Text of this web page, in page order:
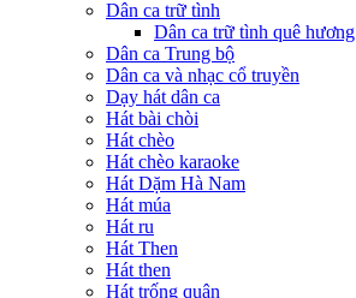
Dân ca trữ tình
Dân ca trữ tình quê hương
Dân ca Trung bộ
Dân ca và nhạc cổ truyền
Dạy hát dân ca
Hát bài chòi
Hát chèo
Hát chèo karaoke
Hát Dặm Hà Nam
Hát múa
Hát ru
Hát Then
Hát then
Hát trống quân